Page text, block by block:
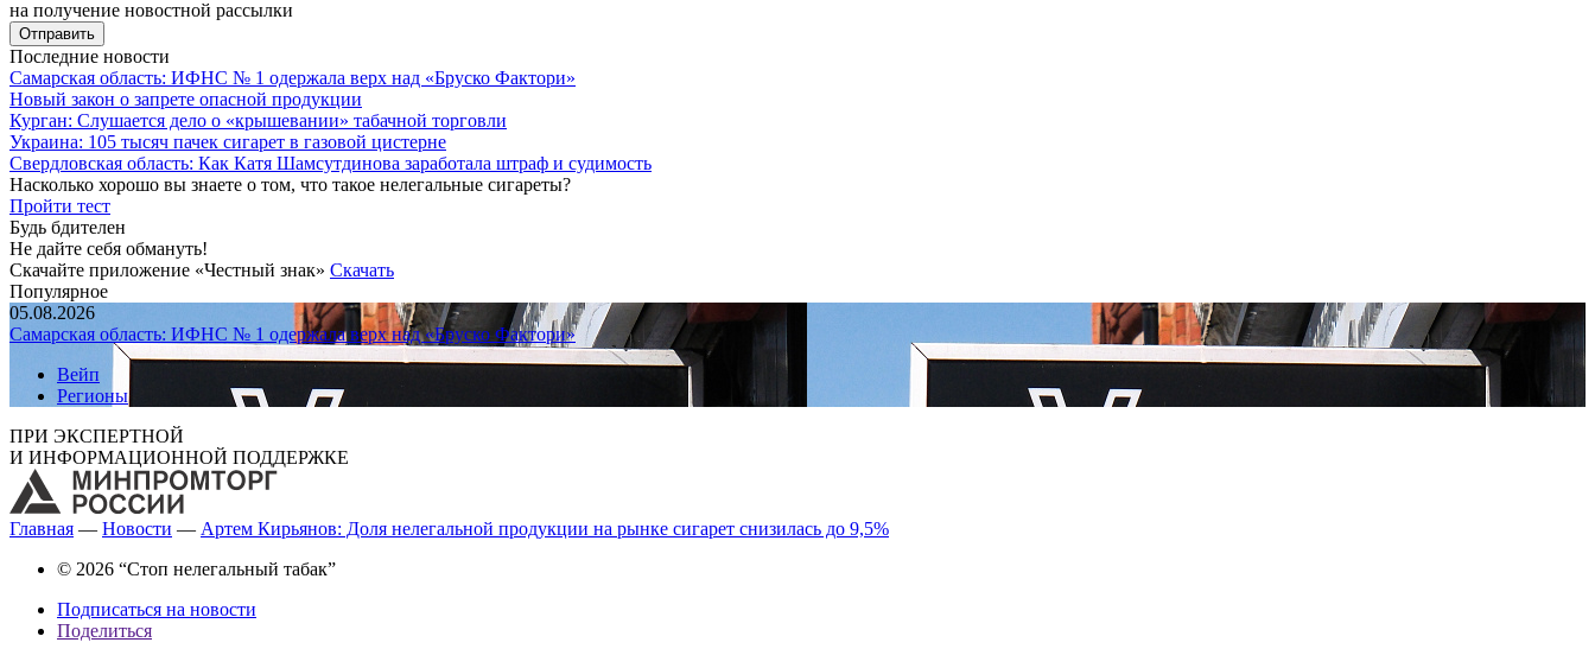
на получение новостной рассылки
Последние новости
Самарская область: ИФНС № 1 одержала верх над «Бруско Фактори»
Новый закон о запрете опасной продукции
Курган: Слушается дело о «крышевании» табачной торговли
Украина: 105 тысяч пачек сигарет в газовой цистерне
Свердловская область: Как Катя Шамсутдинова заработала штраф и судимость
Насколько хорошо вы знаете о том, что такое нелегальные сигареты?
Пройти тест
Будь бдителен
Не дайте себя обмануть!
Скачайте приложение «Честный знак» Скачать
Популярное
05.08.2026
Самарская область: ИФНС № 1 одержала верх над «Бруско Фактори»
Вейп
Регионы
ПРИ ЭКСПЕРТНОЙ
И ИНФОРМАЦИОННОЙ ПОДДЕРЖКЕ
Главная — Новости — Артем Кирьянов: Доля нелегальной продукции на рынке сигарет снизилась до 9,5%
© 2026 “Стоп нелегальный табак”
Подписаться на новости
Поделиться